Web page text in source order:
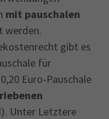
mit pauschalen
werden.
gibt es
für
Euro-Pauschale
Unter Letztere